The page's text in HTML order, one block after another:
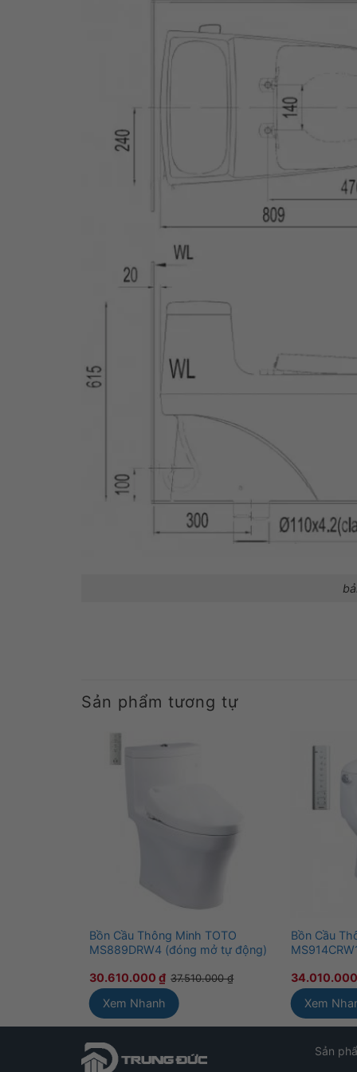
Sản phẩm tương tự
Bồn Cầu Thông Minh TOTO
MS889DRW4 (đóng mở tự động)
30.610.000 ₫ 37.510.000₫
Xem Nhanh
Bồn Cầu
Xem
Sản